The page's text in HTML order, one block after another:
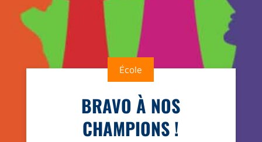
École
BRAVO À NOS
CHAMPIONS !